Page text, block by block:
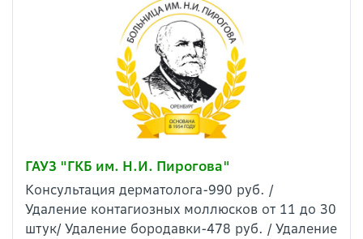
ГАУЗ "ГКБ им. Н.И. Пирогова"
Консультация дерматолога-990 руб. /
Удаление контагиозных моллюсков от 11 до 30
штук/ Удаление бородавки-478 руб. / Удаление